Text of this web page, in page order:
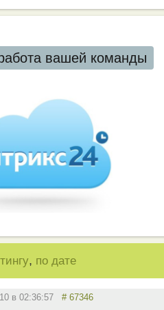
вашей команды
, по дате
в 02:36:57 # 67346